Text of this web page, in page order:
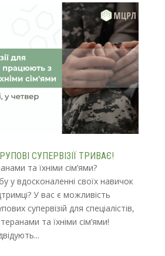
СУПЕРВІЗІЇ ТРИВАЄ!
та їхніми сім’ями?
у вдосконаленні своїх навичок
У вас є можливість
супервізій для спеціалістів,
та їхніми сім’ями!